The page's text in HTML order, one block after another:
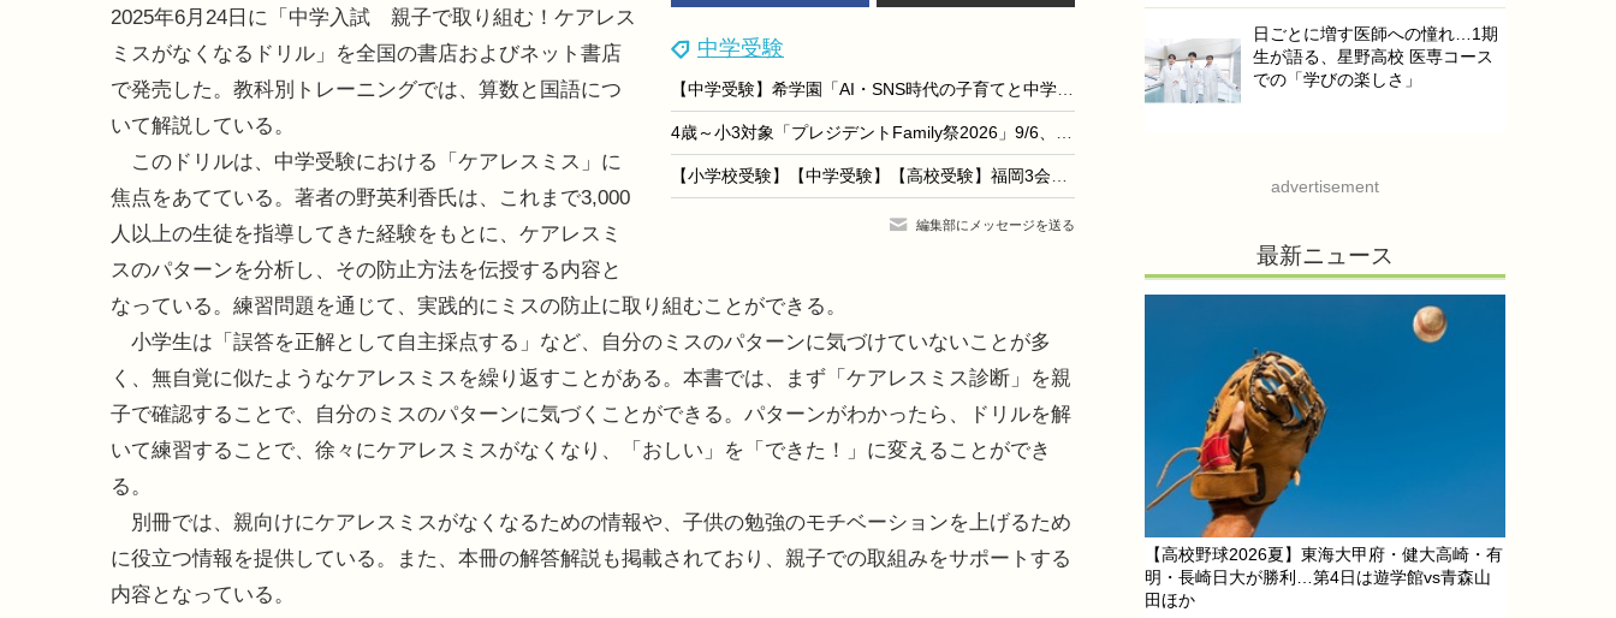
中学受験
【中学受験】希学園「AI・SNS時代の子育てと中学受験の意義」9/18
4歳～小3対象「プレジデントFamily祭2026」9/6、東大医療体験も
【小学校受験】【中学受験】【高校受験】福岡3会場「私立小中高校展」8/22-23
編集部にメッセージを送る
2025年6月24日に「中学入試 親子で取り組む！ケアレス
ミスがなくなるドリル」を全国の書店およびネット書店
で発売した。教科別トレーニングでは、算数と国語につ
いて解説している。
このドリルは、中学受験における「ケアレスミス」に
焦点をあてている。著者の野英利香氏は、これまで3,000
人以上の生徒を指導してきた経験をもとに、ケアレスミ
スのパターンを分析し、その防止方法を伝授する内容と
なっている。練習問題を通じて、実践的にミスの防止に取り組むことができる。
小学生は「誤答を正解として自主採点する」など、自分のミスのパターンに気づけていないことが多
く、無自覚に似たようなケアレスミスを繰り返すことがある。本書では、まず「ケアレスミス診断」を親
子で確認することで、自分のミスのパターンに気づくことができる。パターンがわかったら、ドリルを解
いて練習することで、徐々にケアレスミスがなくなり、「おしい」を「できた！」に変えることができ
る。
別冊では、親向けにケアレスミスがなくなるための情報や、子供の勉強のモチベーションを上げるため
に役立つ情報を提供している。また、本冊の解答解説も掲載されており、親子での取組みをサポートする
内容となっている。
日ごとに増す医師への憧れ…1期
生が語る、星野高校 医専コース
での「学びの楽しさ」
advertisement
最新ニュース
【高校野球2026夏】東海大甲府・健大高崎・有
明・長崎日大が勝利…第4日は遊学館vs青森山
田ほか